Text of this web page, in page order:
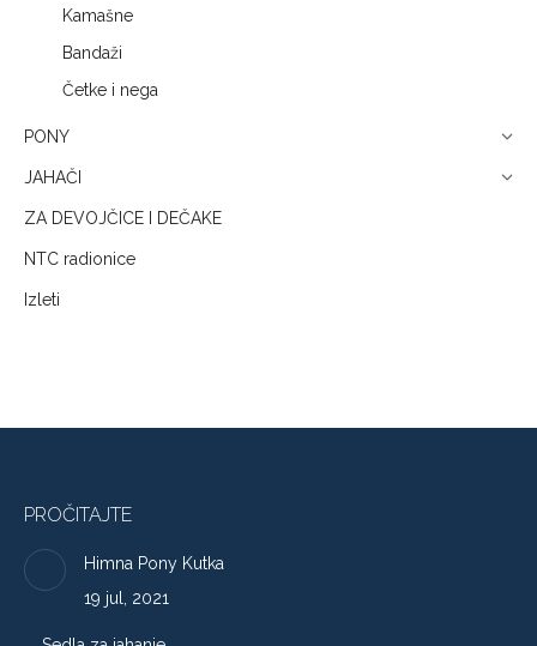
Kamašne
Bandaži
Četke i nega
PONY
JAHAČI
ZA DEVOJČICE I DEČAKE
NTC radionice
Izleti
PROČITAJTE
Himna Pony Kutka
19 jul, 2021